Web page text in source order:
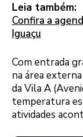
Leia também:
Confira a
Iguaçu
Com entrada
na área
da Vila A
temperatura
atividades